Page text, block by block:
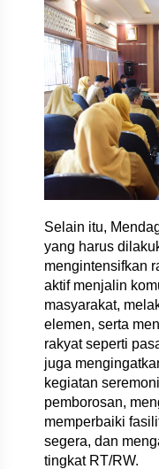
Selain itu,
yang harus
mengintensifkan
aktif menjalin
masyarakat,
elemen, serta
rakyat seperti
juga
kegiatan
pemborosan,
memperbaiki
segera, dan
tingkat RT/RW.